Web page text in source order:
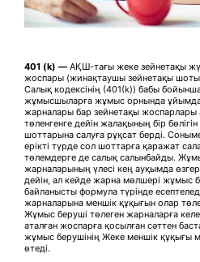
401 (k) — АҚШ-тағы жеке зейнетақы
жоспары (жинақтаушы зейнетақы
Салық кодексінің (401(k)) бабы
жұмысшыларға жұмыс орнында
жарналары бар зейнетақы жоспарлары
төленгенге дейін жалақының бір
шоттарына салуға рұқсат берді.
ерікті түрде сол шоттарға қаражат
төлемдерге де салық салынбайды.
жарналарының үлесі кең ауқымда
дейін, ал кейде жарна мөлшері жұмыс
байланысты формула түрінде
жарналарына меншік құқығын олар
Жұмыс беруші төлеген жарналарға
аталған жоспарға қосылған сәттен
жұмыс берушінің Жеке меншік құқығы
өтеді.